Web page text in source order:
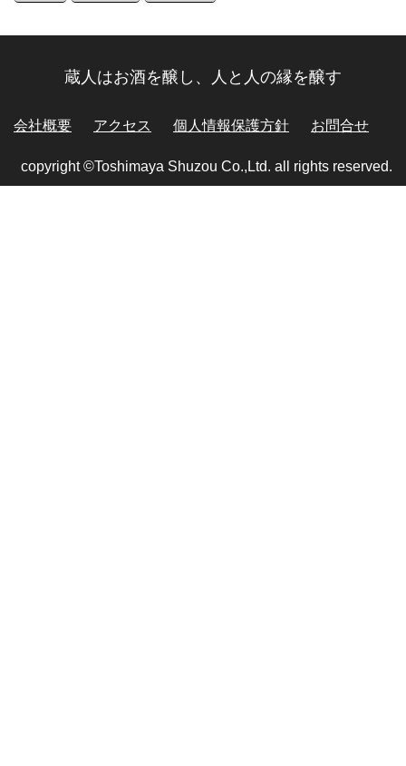
蔵人はお酒を醸し、人と人の縁を醸す
会社概要 アクセス 個人情報保護方針 お問合せ
copyright ©Toshimaya Shuzou Co.,Ltd. all rights reserved.